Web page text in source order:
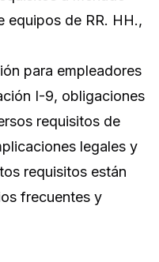
equipos de RR. HH.,
para empleadores
I-9, obligaciones
requisitos de
legales y
requisitos están
frecuentes y